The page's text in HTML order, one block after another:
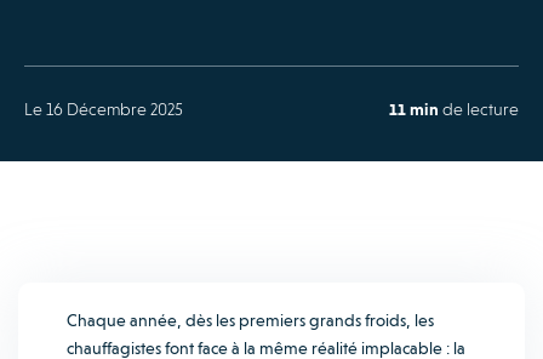
Le 16 Décembre 2025 11 min de lecture
Chaque année, dès les premiers grands froids, les
chauffagistes font face à la même réalité implacable : la